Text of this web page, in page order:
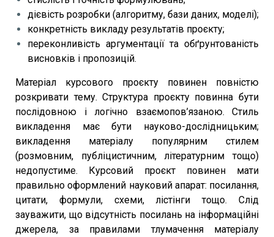
дієвість розробки (алгоритму, бази даних, моделі);
конкретність викладу результатів проєкту;
переконливість аргументації та обґрунтованість
висновків і пропозицій.
Матеріал курсового проєкту повинен повністю
розкривати тему. Структура проєкту повинна бути
послідовною і логічно взаємопов’язаною. Стиль
викладення має бути науково-дослідницьким;
викладення матеріалу популярним стилем
(розмовним, публіцистичним, літературним тощо)
недопустиме. Курсовий проєкт повинен мати
правильно оформлений науковий апарат: посилання,
цитати, формули, схеми, лістінги тощо. Слід
зауважити, що відсутність посилань на інформаційні
джерела, за правилами тлумачення матеріалу